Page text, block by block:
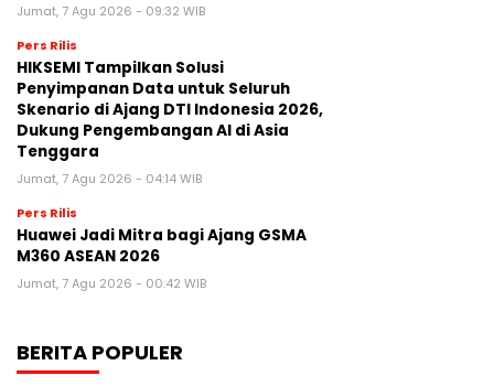
Jumat, 7 Agu 2026 - 09:32 WIB
Pers Rilis
HIKSEMI Tampilkan Solusi
Penyimpanan Data untuk Seluruh
Skenario di Ajang DTI Indonesia 2026,
Dukung Pengembangan AI di Asia
Tenggara
Jumat, 7 Agu 2026 - 04:14 WIB
Pers Rilis
Huawei Jadi Mitra bagi Ajang GSMA
M360 ASEAN 2026
Jumat, 7 Agu 2026 - 00:42 WIB
BERITA POPULER